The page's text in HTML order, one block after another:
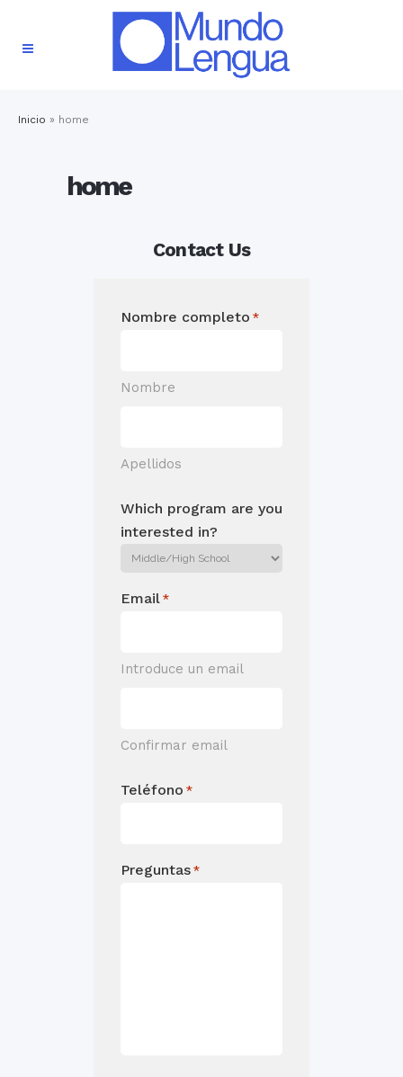
Inicio » home
home
Contact Us
Nombre completo *
Nombre
Apellidos
Which program are you
interested in?
Email *
Introduce un email
Confirmar email
Teléfono *
Preguntas *